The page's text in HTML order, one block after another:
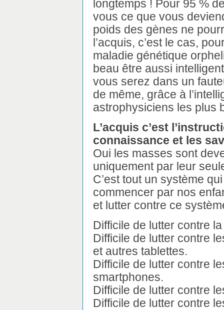
longtemps ! Pour 95 %
vous ce que vous
poids des gènes ne
l’acquis, c’est le cas,
maladie génétique
beau être aussi
vous serez dans un
de même, grâce à
astrophysiciens les plus
L’acquis c’est
connaissance et les
Oui les masses sont
uniquement par leur
C’est tout un système
commencer par nos
et lutter contre ce
Difficile de lutter contre
Difficile de lutter contre
et autres tablettes.
Difficile de lutter contre
smartphones.
Difficile de lutter contre
Difficile de lutter contre